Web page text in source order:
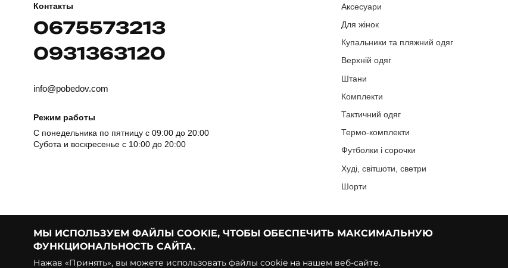
МЫ ИСПОЛЬЗУЕМ ФАЙЛЫ COOKIE, ЧТОБЫ ОБЕСПЕЧИТЬ МАКСИМАЛЬНУЮ
ФУНКЦИОНАЛЬНОСТЬ САЙТА.
Нажав «Принять», вы можете использовать файлы cookie на нашем веб-сайте.
Контакты
0675573213
0931363120
info@pobedov.com
Режим работы
С понедельника по пятницу с 09:00 до 20:00
Субота и воскресенье с 10:00 до 20:00
Аксесуари
Для жінок
Купальники та пляжний одяг
Верхній одяг
Штани
Комплекти
Тактичний одяг
Термо-комплекти
Футболки і сорочки
Худі, світшоти, светри
Шорти
© Pobedov | 2018 — 2026